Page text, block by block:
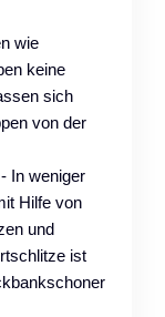
wie
keine
sich
von der
In weniger
Hilfe von
und
ist